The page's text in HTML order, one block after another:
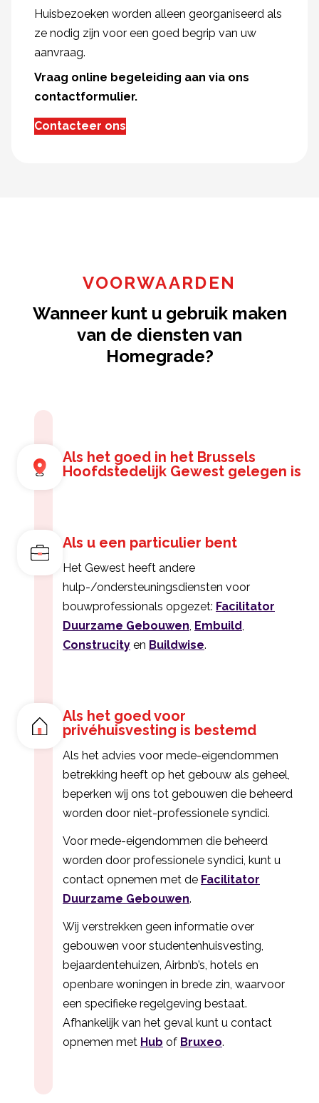
Huisbezoeken worden alleen georganiseerd als
ze nodig zijn voor een goed begrip van uw
aanvraag.
Vraag online begeleiding aan via ons
contactformulier.
Contacteer ons
VOORWAARDEN
Wanneer kunt u gebruik maken
van de diensten van
Homegrade?
Als het goed in het Brussels
Hoofdstedelijk Gewest gelegen is
Als u een particulier bent
Het Gewest heeft andere
hulp-/ondersteuningsdiensten voor
bouwprofessionals opgezet: Facilitator
Duurzame Gebouwen, Embuild,
Construcity en Buildwise.
Als het goed voor
privéhuisvesting is bestemd
Als het advies voor mede-eigendommen
betrekking heeft op het gebouw als geheel,
beperken wij ons tot gebouwen die beheerd
worden door niet-professionele syndici.
Voor mede-eigendommen die beheerd
worden door professionele syndici, kunt u
contact opnemen met de Facilitator
Duurzame Gebouwen.
Wij verstrekken geen informatie over
gebouwen voor studentenhuisvesting,
bejaardentehuizen, Airbnb’s, hotels en
openbare woningen in brede zin, waarvoor
een specifieke regelgeving bestaat.
Afhankelijk van het geval kunt u contact
opnemen met Hub of Bruxeo.